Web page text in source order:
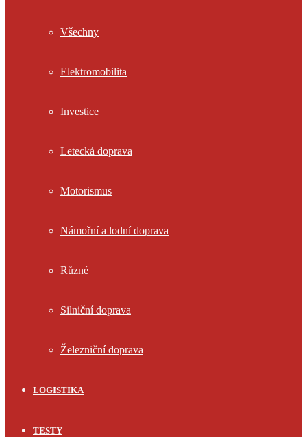
Všechny
Elektromobilita
Investice
Letecká doprava
Motorismus
Námořní a lodní doprava
Různé
Silniční doprava
Železniční doprava
LOGISTIKA
TESTY